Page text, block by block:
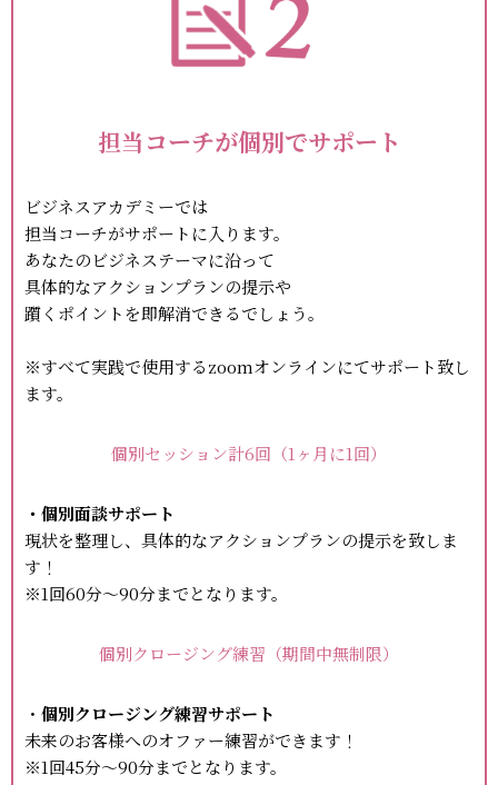
担当コーチが個別でサポート
ビジネスアカデミーでは
担当コーチがサポートに入ります。
あなたのビジネステーマに沿って
具体的なアクションプランの提示や
躓くポイントを即解消できるでしょう。
※すべて実践で使用するzoomオンラインにてサポート致し
ます。
個別セッション計6回（1ヶ月に1回）
・個別面談サポート
現状を整理し、具体的なアクションプランの提示を致しま
す！
※1回60分～90分までとなります。
個別クロージング練習（期間中無制限）
・ 個別クロージング練習サポート
未来のお客様へのオファー練習ができます！
※1回45分～90分までとなります。